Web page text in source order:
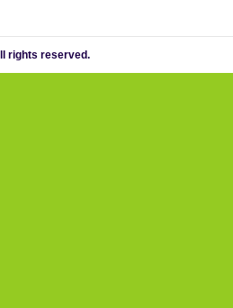
rights reserved.